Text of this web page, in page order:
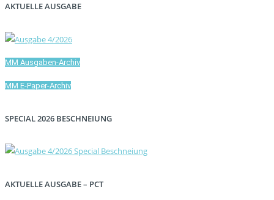
AKTUELLE AUSGABE
MM Ausgaben-Archiv
MM E-Paper-Archiv
SPECIAL 2026 BESCHNEIUNG
AKTUELLE AUSGABE – PCT